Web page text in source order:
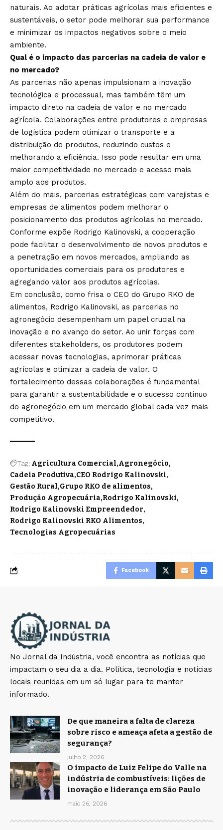
naturais. Ao adotar práticas agrícolas mais eficientes e
sustentáveis, o setor pode melhorar sua performance
e minimizar os impactos negativos sobre o meio
ambiente.
Qual é o impacto das parcerias na cadeia de valor e
no mercado?
As parcerias não apenas impulsionam a inovação
tecnológica e processual, mas também têm um
impacto direto na cadeia de valor e no mercado
agrícola. Colaborações entre produtores e empresas
de logística podem otimizar o transporte e a
distribuição de produtos, reduzindo custos e
melhorando a eficiência. Isso pode resultar em uma
maior competitividade no mercado e acesso mais
amplo aos produtos.
Além do mais, parcerias estratégicas com varejistas e
empresas de alimentos podem melhorar o
posicionamento dos produtos agrícolas no mercado.
Conforme expõe Rodrigo Kalinovski, a cooperação
pode facilitar o desenvolvimento de novos produtos e
a penetração em novos mercados, ampliando as
oportunidades comerciais para os produtores e
agregando valor aos produtos agrícolas.
Em conclusão, como frisa o CEO do Grupo RKO de
alimentos, Rodrigo Kalinovski, as parcerias no
agronegócio desempenham um papel crucial na
inovação e no avanço do setor. Ao unir forças com
diferentes stakeholders, os produtores podem
acessar novas tecnologias, aprimorar práticas
agrícolas e otimizar a cadeia de valor. O
fortalecimento dessas colaborações é fundamental
para garantir a sustentabilidade e o sucesso contínuo
do agronegócio em um mercado global cada vez mais
competitivo.
Tag: Agricultura Comercial Agronegócio
Cadeia Produtiva CEO Rodrigo Kalinovski
Gestão Rural Grupo RKO de alimentos
Produção Agropecuária Rodrigo Kalinovski
Rodrigo Kalinovski Empreendedor
Rodrigo Kalinovski RKO Alimentos
Tecnologias Agropecuárias
Facebook
No Jornal da Indústria, você encontra as notícias que
impactam o seu dia a dia. Política, tecnologia e notícias
locais reunidas em um só lugar para te manter
informado.
De que maneira a falta de clareza
sobre risco e ameaça afeta a gestão de
segurança?
julho 2, 2026
O impacto de Luiz Felipe do Valle na
indústria de combustíveis: lições de
inovação e liderança em São Paulo
maio 26, 2026